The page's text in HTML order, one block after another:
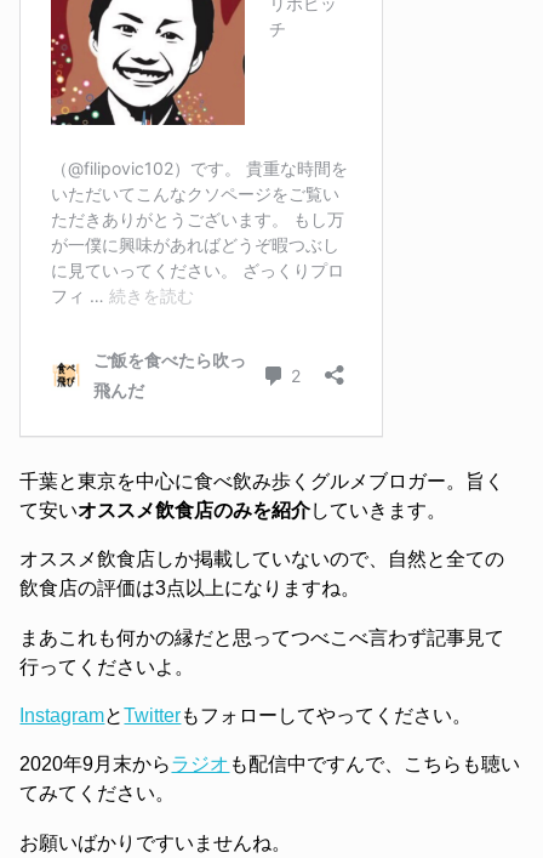
千葉と東京を中心に食べ飲み歩くグルメブロガー。旨く
て安いオススメ飲食店のみを紹介していきます。
オススメ飲食店しか掲載していないので、自然と全ての
飲食店の評価は3点以上になりますね。
まあこれも何かの縁だと思ってつべこべ言わず記事見て
行ってくださいよ。
InstagramとTwitterもフォローしてやってください。
2020年9月末からラジオ も配信中ですんで、こちらも聴い
てみてください。
お願いばかりですいませんね。